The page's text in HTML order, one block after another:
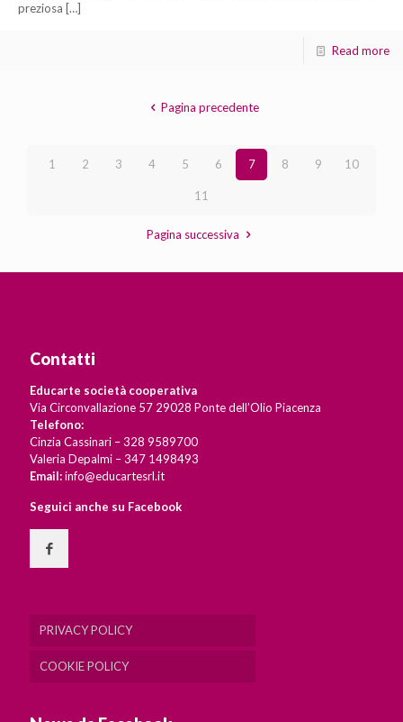
preziosa […]
Read more
Pagina precedente
1 2 3 4 5 6 7 8 9 10
11
Pagina successiva
Contatti
Educarte società cooperativa
Via Circonvallazione 57 29028 Ponte dell’Olio Piacenza
Telefono:
Cinzia Cassinari – 328 9589700
Valeria Depalmi – 347 1498493
Email:info@educartesrl.it
Seguici anche su Facebook
PRIVACY POLICY
COOKIE POLICY